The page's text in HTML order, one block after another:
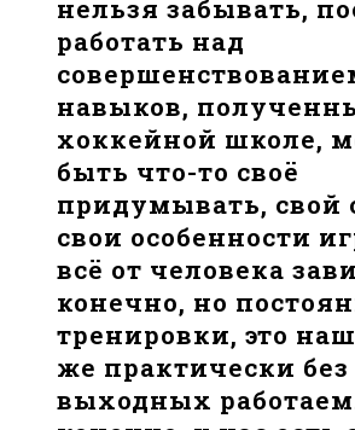
нельзя забывать,
работать над
навыков,
хоккейной школе,
быть что-то своё
придумывать, свой
свои особенности
всё от человека
конечно, но
тренировки, это
же практически без
выходных